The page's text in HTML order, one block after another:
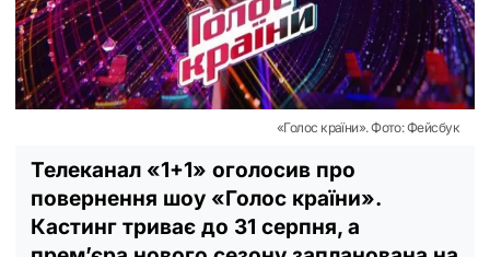
«Голос країни». Фото: Фейсбук
Телеканал «1+1» оголосив про
повернення шоу «Голос країни».
Кастинг триває до 31 серпня, а